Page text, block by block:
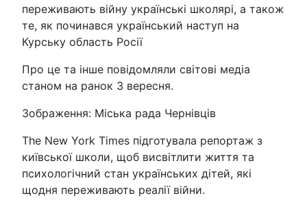
переживають війну українські школярі, а також
те, як починався український наступ на
Курську область Росії
Про це та інше повідомляли світові медіа
станом на ранок 3 вересня.
Зображення: Міська рада Чернівців
The New York Times підготувала репортаж з
київської школи, щоб висвітлити життя та
психологічний стан українських дітей, які
щодня переживають реалії війни.